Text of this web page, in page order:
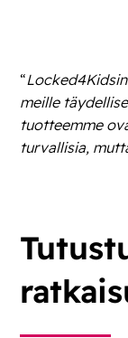
“
meille
tuotteemme
turvallisia,